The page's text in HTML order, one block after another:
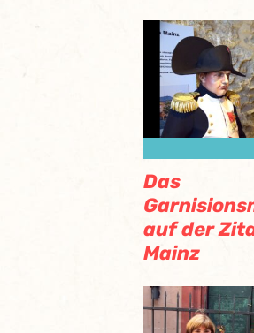
Das
auf der
Mainz